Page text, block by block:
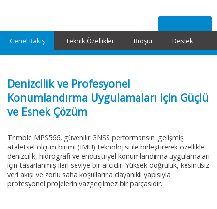
Genel Bakış Teknik Özellikler Broşür Destek
Denizcilik ve Profesyonel
Konumlandırma Uygulamaları için Güçlü
ve Esnek Çözüm
Trimble MPS566, güvenilir GNSS performansını gelişmiş
ataletsel ölçüm birimi (IMU) teknolojisi ile birleştirerek özellikle
denizcilik, hidrografi ve endüstriyel konumlandırma uygulamaları
için tasarlanmış ileri seviye bir alıcıdır. Yüksek doğruluk, kesintisiz
veri akışı ve zorlu saha koşullarına dayanıklı yapısıyla
profesyonel projelerin vazgeçilmez bir parçasıdır.